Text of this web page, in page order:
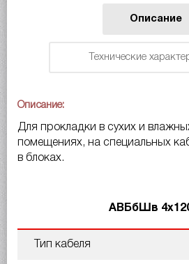
Описание
Технические
Описание:
Для прокладки в сухих и
помещениях, на специальных
в блоках.
АВБбШв
Тип кабеля